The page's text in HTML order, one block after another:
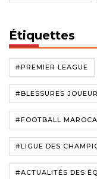
Étiquettes
#PREMIER LEAGUE
#BLESSURES
#FOOTBALL
#LIGUE DES
#ACTUALITÉS DES